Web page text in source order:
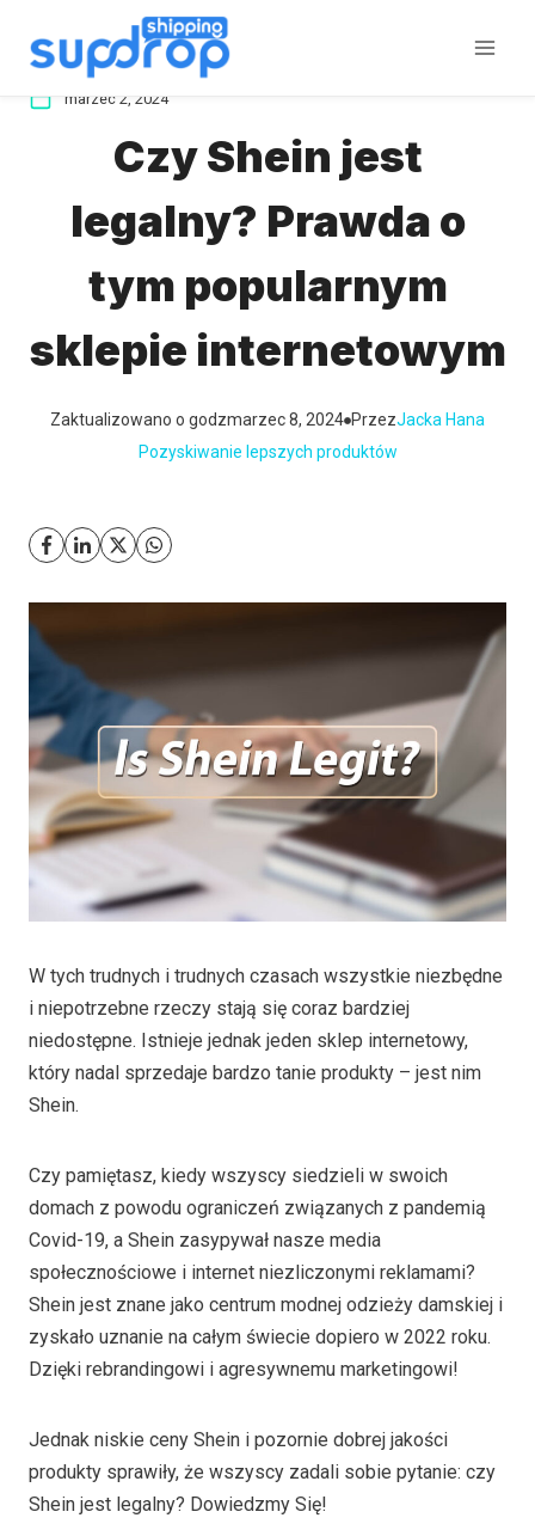
marzec 2, 2024
Czy Shein jest
legalny? Prawda o
tym popularnym
sklepie internetowym
Zaktualizowano o godzmarzec 8, 2024 PrzezJacka Hana
Pozyskiwanie lepszych produktów
W tych trudnych i trudnych czasach wszystkie niezbędne
i niepotrzebne rzeczy stają się coraz bardziej
niedostępne. Istnieje jednak jeden sklep internetowy,
który nadal sprzedaje bardzo tanie produkty – jest nim
Shein.
Czy pamiętasz, kiedy wszyscy siedzieli w swoich
domach z powodu ograniczeń związanych z pandemią
Covid-19, a Shein zasypywał nasze media
społecznościowe i internet niezliczonymi reklamami?
Shein jest znane jako centrum modnej odzieży damskiej i
zyskało uznanie na całym świecie dopiero w 2022 roku.
Dzięki rebrandingowi i agresywnemu marketingowi!
Jednak niskie ceny Shein i pozornie dobrej jakości
produkty sprawiły, że wszyscy zadali sobie pytanie: czy
Shein jest legalny? Dowiedzmy Się!